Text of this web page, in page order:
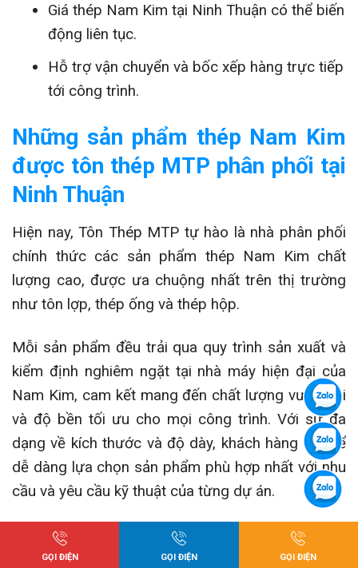
Giá thép Nam Kim tại Ninh Thuận có thể biến
động liên tục.
Hỗ trợ vận chuyển và bốc xếp hàng trực tiếp
tới công trình.
Những sản phẩm thép Nam Kim
được tôn thép MTP phân phối tại
Ninh Thuận
Hiện nay, Tôn Thép MTP tự hào là nhà phân phối
chính thức các sản phẩm thép Nam Kim chất
lượng cao, được ưa chuộng nhất trên thị trường
như tôn lợp, thép ống và thép hộp.
Mỗi sản phẩm đều trải qua quy trình sản xuất và
kiểm định nghiêm ngặt tại nhà máy hiện đại của
Nam Kim, cam kết mang đến chất lượng vượt trội
và độ bền tối ưu cho mọi công trình. Với sự đa
dạng về kích thước và độ dày, khách hàng có thể
dễ dàng lựa chọn sản phẩm phù hợp nhất với nhu
cầu và yêu cầu kỹ thuật của từng dự án.
Tôn lợp Nam Kim
GỌI ĐIỆN GỌI ĐIỆN GỌI ĐIỆN